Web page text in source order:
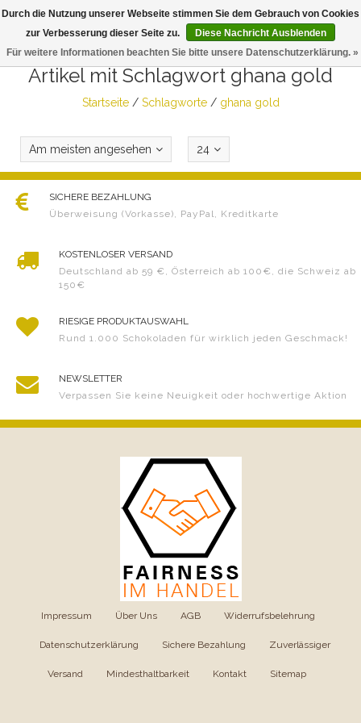
Artikel mit Schlagwort ghana gold
Startseite/ Schlagworte/ ghana gold
Am meisten angesehen 24
SICHERE BEZAHLUNG
Überweisung (Vorkasse), PayPal, Kreditkarte
KOSTENLOSER VERSAND
Deutschland ab 59 €, Österreich ab 100€, die Schweiz ab
150€
RIESIGE PRODUKTAUSWAHL
Rund 1.000 Schokoladen für wirklich jeden Geschmack!
NEWSLETTER
Verpassen Sie keine Neuigkeit oder hochwertige Aktion
Impressum Über Uns AGB Widerrufsbelehrung
Datenschutzerklärung Sichere Bezahlung Zuverlässiger
Versand Mindesthaltbarkeit Kontakt Sitemap
Durch die Nutzung unserer Webseite stimmen Sie dem Gebrauch von Cookies
zur Verbesserung dieser Seite zu.
Diese Nachricht Ausblenden
Für weitere Informationen beachten Sie bitte unsere Datenschutzerklärung. »